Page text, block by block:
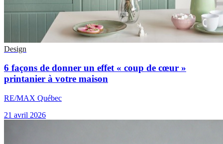
Design
6 façons de donner un effet « coup de cœur »
printanier à votre maison
RE/MAX Québec
21 avril 2026